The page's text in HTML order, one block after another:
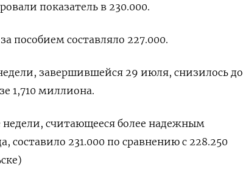
показатель в 230.000.
пособием составляло 227.000.
завершившейся 29 июля, снизилось до
1,710 миллиона.
считающееся более надежным
231.000 по сравнению с 228.250